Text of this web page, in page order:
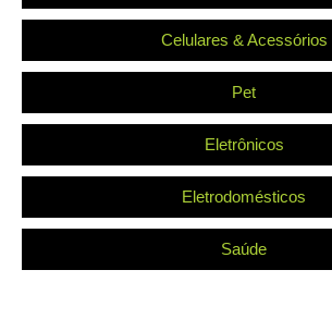
Celulares & Acessórios
Pet
Eletrônicos
Eletrodomésticos
Saúde